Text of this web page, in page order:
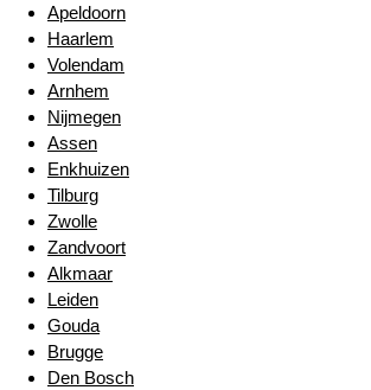
Apeldoorn
Haarlem
Volendam
Arnhem
Nijmegen
Assen
Enkhuizen
Tilburg
Zwolle
Zandvoort
Alkmaar
Leiden
Gouda
Brugge
Den Bosch